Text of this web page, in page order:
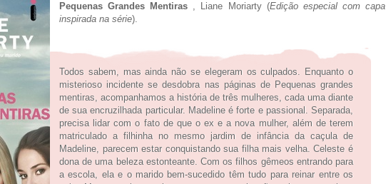
Pequenas Grandes Mentiras , Liane Moriarty (Edição especial com capa
inspirada na série).
Todos sabem, mas ainda não se elegeram os culpados. Enquanto o
misterioso incidente se desdobra nas páginas de Pequenas grandes
mentiras, acompanhamos a história de três mulheres, cada uma diante
de sua encruzilhada particular. Madeline é forte e passional. Separada,
precisa lidar com o fato de que o ex e a nova mulher, além de terem
matriculado a filhinha no mesmo jardim de infância da caçula de
Madeline, parecem estar conquistando sua filha mais velha. Celeste é
dona de uma beleza estonteante. Com os filhos gêmeos entrando para
a escola, ela e o marido bem-sucedido têm tudo para reinar entre os